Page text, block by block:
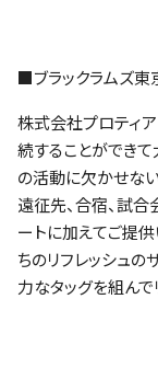
■ブラックラムズ
株式会社プロティ
続することができ
の活動に欠かせない
遠征先、合宿、試
ートに加えてご提供
ちのリフレッシュの
力なタッグを組ん